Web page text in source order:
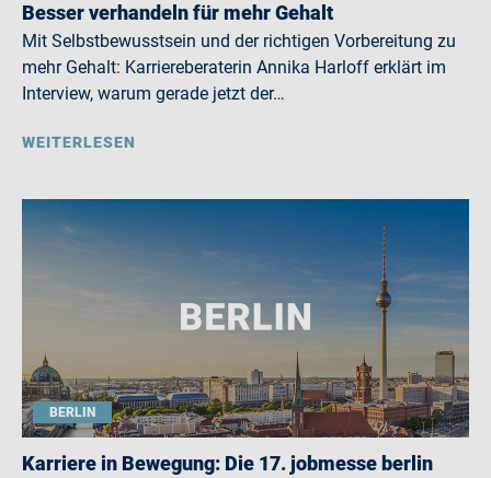
Besser verhandeln für mehr Gehalt
Mit Selbstbewusstsein und der richtigen Vorbereitung zu
mehr Gehalt: Karriereberaterin Annika Harloff erklärt im
Interview, warum gerade jetzt der…
WEITERLESEN
BERLIN
Karriere in Bewegung: Die 17. jobmesse berlin